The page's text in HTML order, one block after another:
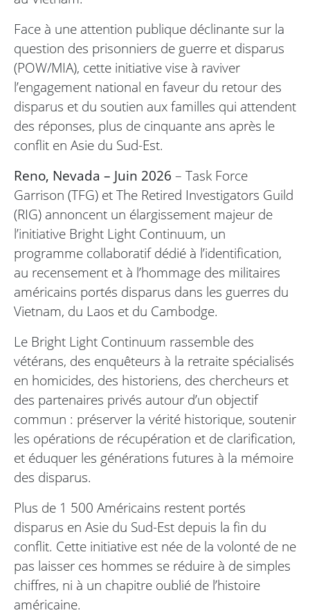
Face à une attention publique déclinante sur la
question des prisonniers de guerre et disparus
(POW/MIA), cette initiative vise à raviver
l’engagement national en faveur du retour des
disparus et du soutien aux familles qui attendent
des réponses, plus de cinquante ans après le
conflit en Asie du Sud-Est.
Reno, Nevada – Juin 2026 – Task Force
Garrison (TFG) et The Retired Investigators Guild
(RIG) annoncent un élargissement majeur de
l’initiative Bright Light Continuum, un
programme collaboratif dédié à l’identification,
au recensement et à l’hommage des militaires
américains portés disparus dans les guerres du
Vietnam, du Laos et du Cambodge.
Le Bright Light Continuum rassemble des
vétérans, des enquêteurs à la retraite spécialisés
en homicides, des historiens, des chercheurs et
des partenaires privés autour d’un objectif
commun : préserver la vérité historique, soutenir
les opérations de récupération et de clarification,
et éduquer les générations futures à la mémoire
des disparus.
Plus de 1 500 Américains restent portés
disparus en Asie du Sud-Est depuis la fin du
conflit. Cette initiative est née de la volonté de ne
pas laisser ces hommes se réduire à de simples
chiffres, ni à un chapitre oublié de l’histoire
américaine.